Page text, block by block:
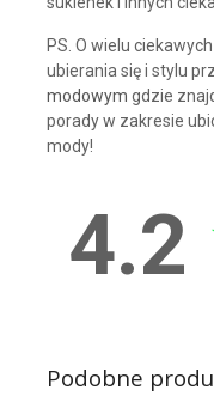
PS. O wielu
ubierania się i stylu
modowym gdzie
porady w zakresie
mody!
4.2
Podobne